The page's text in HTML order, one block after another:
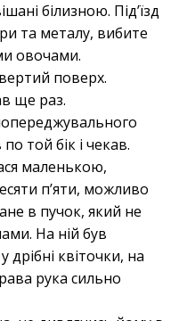
білизною. Під’їзд
та металу, вибите
овочами.
поверх.
ще раз.
той бік і чекав.
маленькою,
п’яти, можливо
в пучок, який не
На ній був
квіточки, на
рука сильно